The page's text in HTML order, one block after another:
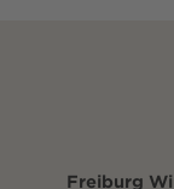
Freiburg